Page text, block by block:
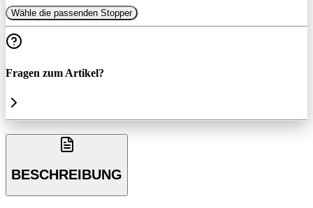
Wähle die passenden Stopper
Fragen zum Artikel?
BESCHREIBUNG